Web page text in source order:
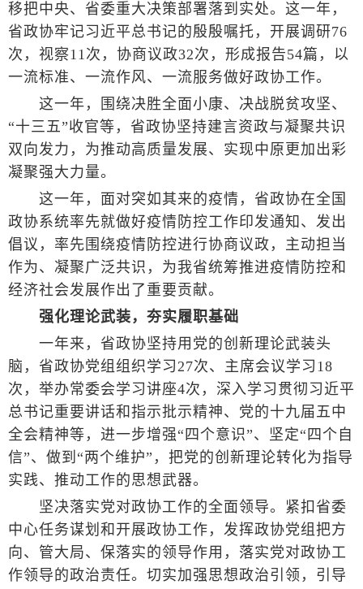
移把中央、省委重大决策部署落到实处。这一年，
省政协牢记习近平总书记的殷殷嘱托，开展调研76
次，视察11次，协商议政32次，形成报告54篇，以
一流标准、一流作风、一流服务做好政协工作。
这一年，围绕决胜全面小康、决战脱贫攻坚、
“十三五”收官等，省政协坚持建言资政与凝聚共识
双向发力，为推动高质量发展、实现中原更加出彩
凝聚强大力量。
这一年，面对突如其来的疫情，省政协在全国
政协系统率先就做好疫情防控工作印发通知、发出
倡议，率先围绕疫情防控进行协商议政，主动担当
作为、凝聚广泛共识，为我省统筹推进疫情防控和
经济社会发展作出了重要贡献。
强化理论武装，夯实履职基础
一年来，省政协坚持用党的创新理论武装头
脑，省政协党组组织学习27次、主席会议学习18
次，举办常委会学习讲座4次，深入学习贯彻习近平
总书记重要讲话和指示批示精神、党的十九届五中
全会精神等，进一步增强“四个意识”、坚定“四个自
信”、做到“两个维护”，把党的创新理论转化为指导
实践、推动工作的思想武器。
坚决落实党对政协工作的全面领导。紧扣省委
中心任务谋划和开展政协工作，发挥政协党组把方
向、管大局、保落实的领导作用，落实党对政协工
作领导的政治责任。切实加强思想政治引领，引导